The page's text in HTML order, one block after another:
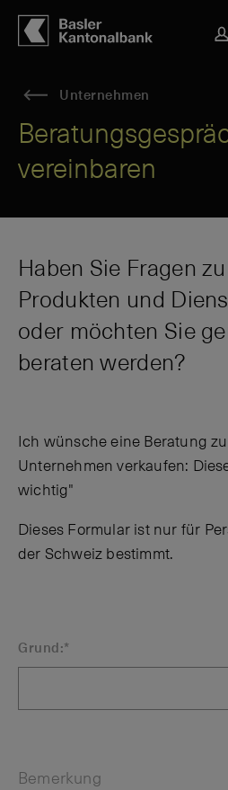
Hauptbereich
Inhalt
navigation
Suche
L
n
Unternehmen
vereinbaren
Haben Sie Fragen
Produkten und
oder möchten Sie
beraten werden?
Ich wünsche eine Beratung
Unternehmen verkaufen:
wichtig"
Dieses Formular ist nur für
der Schweiz bestimmt.
Grund:*
Bemerkung